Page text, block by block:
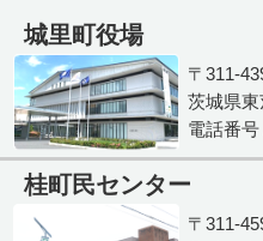
城里町役場
〒311-
茨城県
電話番号
桂町民センター
〒311-